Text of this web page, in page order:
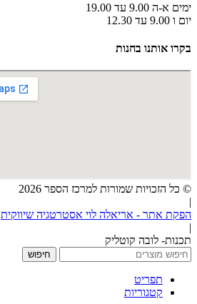
ימים א-ה 9.00 עד 19.00
יום ו 9.00 עד 12.30
בקרו אותנו בחנות
© כל הזכויות שמורות למרכז הספר 2026
|
הפקת אתר - אריאלה לוי אסטרטגיה שיווקית
|
תכנות- לובה קוטליק
חיפוש
תפריט
קטגוריות